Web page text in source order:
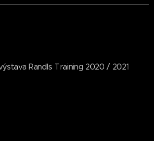
Randls Training 2020 / 2021